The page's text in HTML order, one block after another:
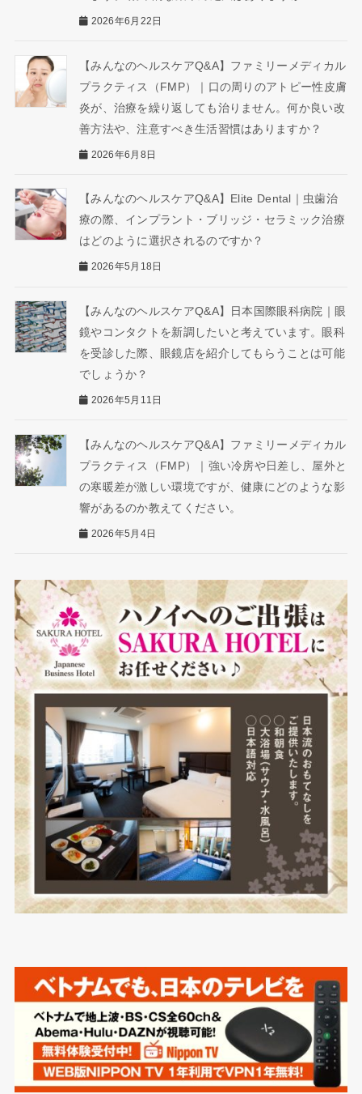
2026年6月22日
【みんなのヘルスケアQ&A】ファミリーメディカル
プラクティス（FMP）｜口の周りのアトピー性皮膚
炎が、治療を繰り返しても治りません。何か良い改
善方法や、注意すべき生活習慣はありますか？
2026年6月8日
【みんなのヘルスケアQ&A】Elite Dental｜虫歯治
療の際、インプラント・ブリッジ・セラミック治療
はどのように選択されるのですか？
2026年5月18日
【みんなのヘルスケアQ&A】日本国際眼科病院｜眼
鏡やコンタクトを新調したいと考えています。眼科
を受診した際、眼鏡店を紹介してもらうことは可能
でしょうか？
2026年5月11日
【みんなのヘルスケアQ&A】ファミリーメディカル
プラクティス（FMP）｜強い冷房や日差し、屋外と
の寒暖差が激しい環境ですが、健康にどのような影
響があるのか教えてください。
2026年5月4日